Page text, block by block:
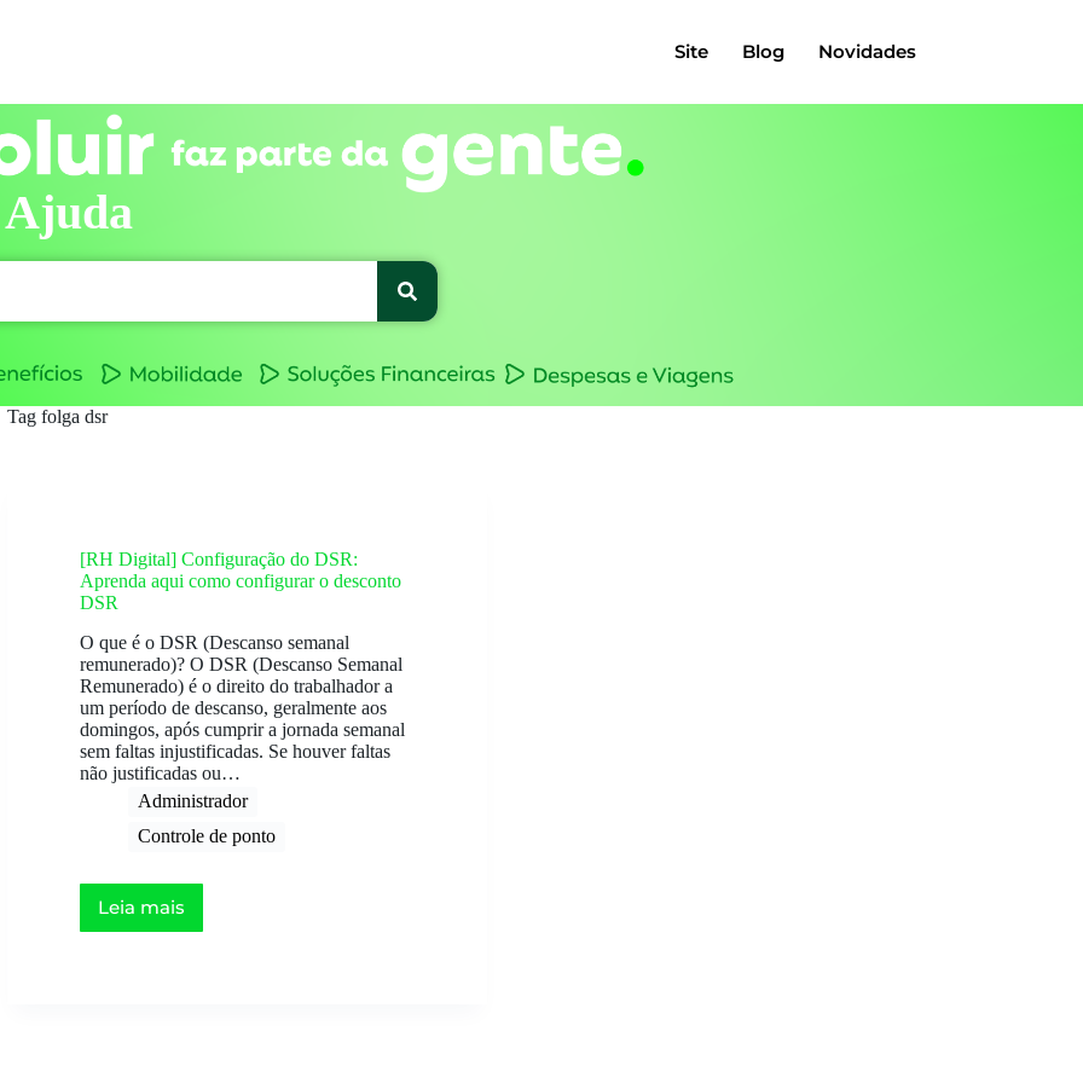
Site Blog Novidades
Tag folga dsr
[RH Digital] Configuração do DSR:
Aprenda aqui como configurar o desconto
DSR
O que é o DSR (Descanso semanal
remunerado)? O DSR (Descanso Semanal
Remunerado) é o direito do trabalhador a
um período de descanso, geralmente aos
domingos, após cumprir a jornada semanal
sem faltas injustificadas. Se houver faltas
não justificadas ou…
Administrador
Controle de ponto
Leia mais